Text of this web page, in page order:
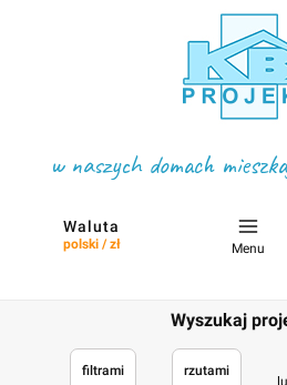
w naszych domach
Waluta
polski / zł Menu
Wyszukaj
filtrami rzutami